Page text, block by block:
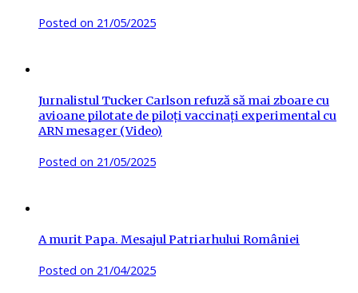
Posted on 21/05/2025
Jurnalistul Tucker Carlson refuză să mai zboare cu
avioane pilotate de piloți vaccinați experimental cu
ARN mesager (Video)
Posted on 21/05/2025
A murit Papa. Mesajul Patriarhului României
Posted on 21/04/2025